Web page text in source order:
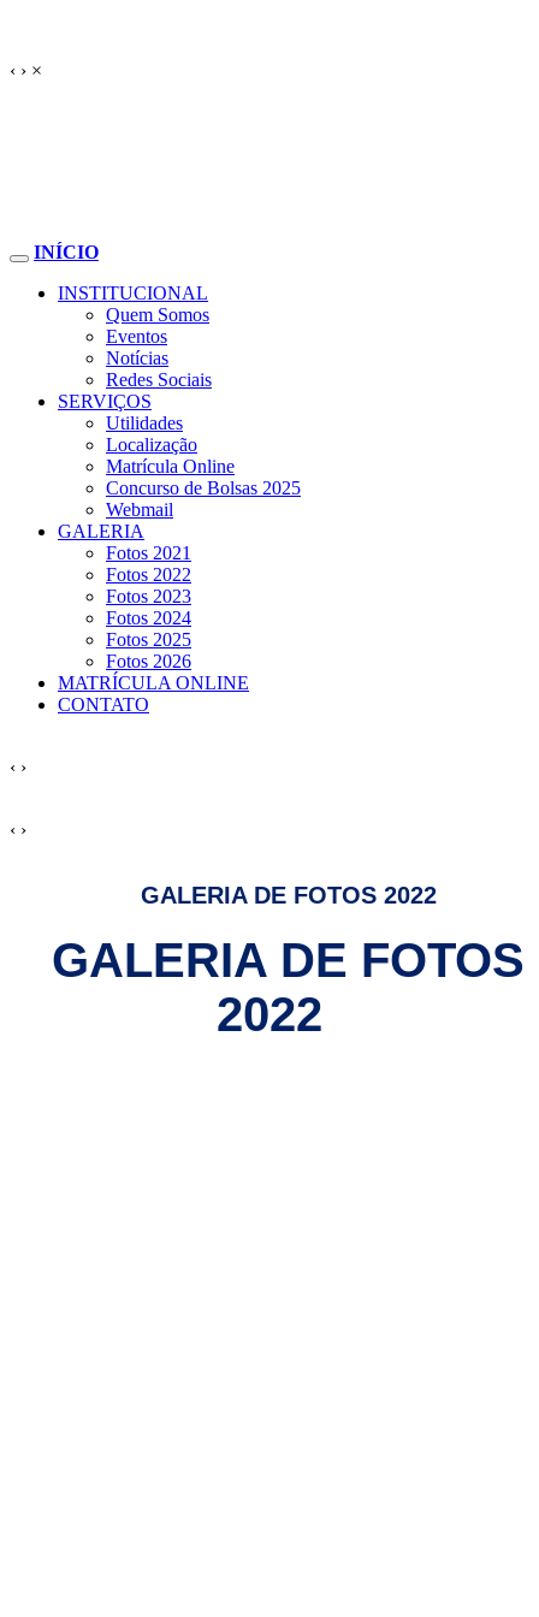
‹ › ×
INÍCIO
INSTITUCIONAL
Quem Somos
Eventos
Notícias
Redes Sociais
SERVIÇOS
Utilidades
Localização
Matrícula Online
Concurso de Bolsas 2025
Webmail
GALERIA
Fotos 2021
Fotos 2022
Fotos 2023
Fotos 2024
Fotos 2025
Fotos 2026
MATRÍCULA ONLINE
CONTATO
‹ ›
‹ ›
GALERIA DE FOTOS 2022
GALERIA DE FOTOS
2022